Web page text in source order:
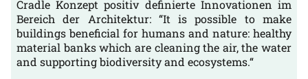
Cradle Konzept positiv definierte Innovationen im
Bereich der Architektur: “It is possible to make
buildings beneficial for humans and nature: healthy
material banks which are cleaning the air, the water
and supporting biodiversity and ecosystems.“